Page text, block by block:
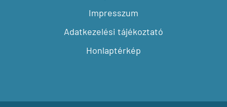
Impresszum
Adatkezelési tájékoztató
Honlaptérkép